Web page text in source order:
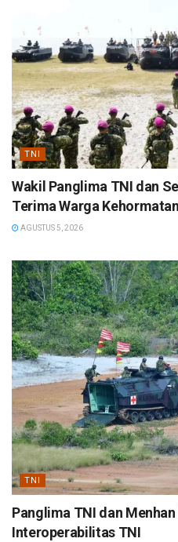
TNI
Wakil Panglima TNI dan
Terima Warga
AGUSTUS 5, 2026
TNI
Panglima TNI dan
Interoperabilitas TNI